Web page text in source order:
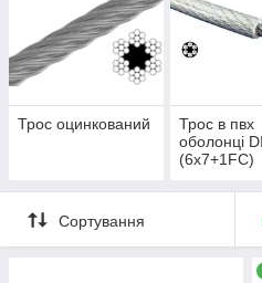
Структура троса з оцинкованої
високою міцністю і
служив, його обробляють
речовинами.
Трос оцинкований
Трос в пвх
оболонці
(6x7+1FC)
Сортування